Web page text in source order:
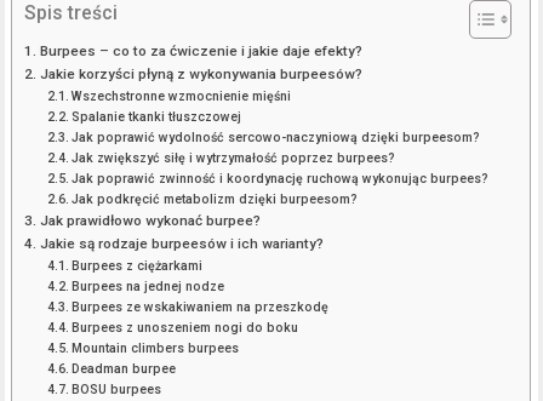
Spis treści
Burpees – co to za ćwiczenie i jakie daje efekty?
Jakie korzyści płyną z wykonywania burpeesów?
Wszechstronne wzmocnienie mięśni
Spalanie tkanki tłuszczowej
Jak poprawić wydolność sercowo-naczyniową dzięki burpeesom?
Jak zwiększyć siłę i wytrzymałość poprzez burpees?
Jak poprawić zwinność i koordynację ruchową wykonując burpees?
Jak podkręcić metabolizm dzięki burpeesom?
Jak prawidłowo wykonać burpee?
Jakie są rodzaje burpeesów i ich warianty?
Burpees z ciężarkami
Burpees na jednej nodze
Burpees ze wskakiwaniem na przeszkodę
Burpees z unoszeniem nogi do boku
Mountain climbers burpees
Deadman burpee
BOSU burpees